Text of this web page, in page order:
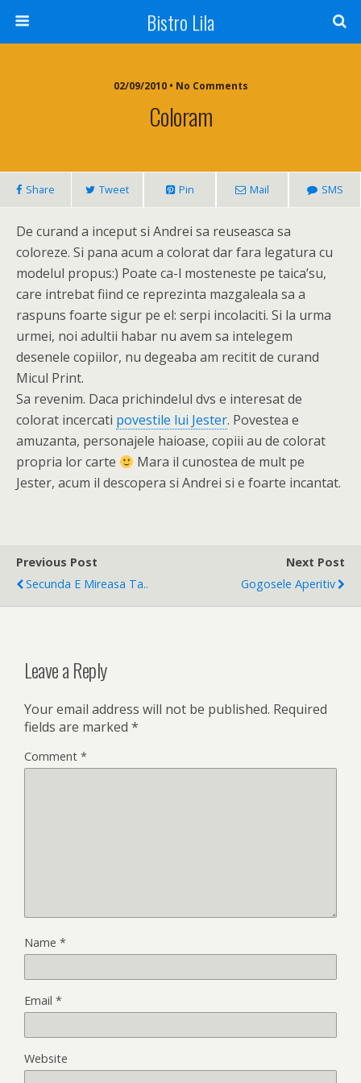
Bistro Lila
02/09/2010 • No Comments
Coloram
Share Tweet Pin Mail SMS
De curand a inceput si Andrei sa reuseasca sa
coloreze. Si pana acum a colorat dar fara legatura cu
modelul propus:) Poate ca-l mosteneste pe taica’su,
care intrebat fiind ce reprezinta mazgaleala sa a
raspuns foarte sigur pe el: serpi incolaciti. Si la urma
urmei, noi adultii habar nu avem sa intelegem
desenele copiilor, nu degeaba am recitit de curand
Micul Print.
Sa revenim. Daca prichindelul dvs e interesat de
colorat incercati povestile lui Jester. Povestea e
amuzanta, personajele haioase, copiii au de colorat
propria lor carte
Mara il cunostea de mult pe
Jester, acum il descopera si Andrei si e foarte incantat.
Previous Post
Secunda E Mireasa Ta..
Next Post
Gogosele Aperitiv
Leave a Reply
Your email address will not be published. Required
fields are marked *
Comment *
Name *
Email *
Website